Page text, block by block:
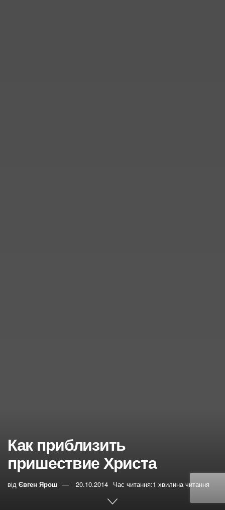
Как приблизить
пришествие Христа
від Євген Ярош 20.10.2014 Час читання:1 хвилина читання